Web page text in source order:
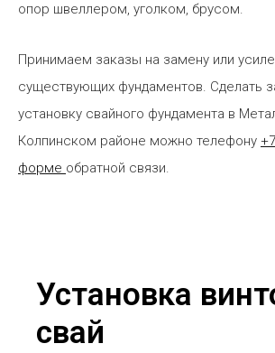
опор швеллером, уголком, брусом.
Принимаем заказы на замену или
существующих фундаментов. Сделать
установку свайного фундамента в
Колпинском районе можно телефону
форме обратной связи.
Установка
свай